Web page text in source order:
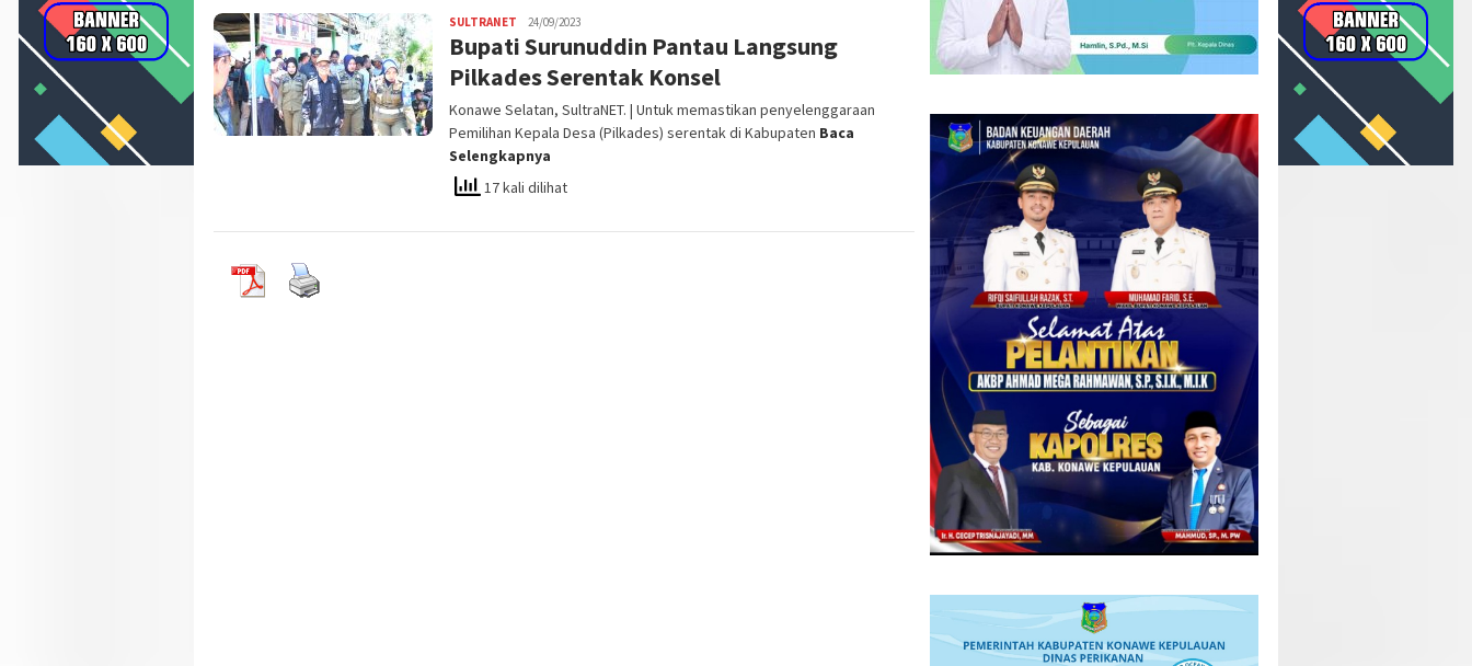
SULTRANET admin
SN
24/09/2023
Bupati Surunuddin Pantau Langsung
Pilkades Serentak Konsel
Konawe Selatan, SultraNET. | Untuk memastikan penyelenggaraan
Pemilihan Kepala Desa (Pilkades) serentak di Kabupaten Baca
Selengkapnya
17 kali dilihat